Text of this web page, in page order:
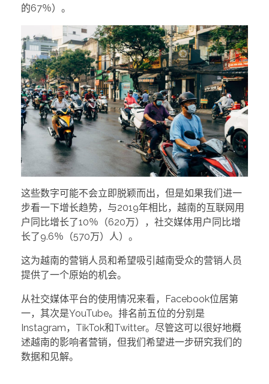
联系我们
的67％）。
这些数字可能不会立即脱颖而出，但是如果我们进一
步看一下增长趋势，与2019年相比，越南的互联网用
户同比增长了10％（620万），社交媒体用户同比增
长了9.6％（570万）人）。
这为越南的营销人员和希望吸引越南受众的营销人员
提供了一个原始的机会。
从社交媒体平台的使用情况来看，Facebook位居第
一，其次是YouTube。排名前五位的分别是
Instagram，TikTok和Twitter。尽管这可以很好地概
述越南的影响者营销，但我们希望进一步研究我们的
数据和见解。